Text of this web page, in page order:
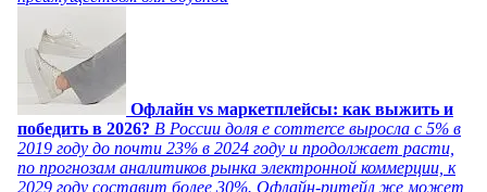
Офлайн vs маркетплейсы: как выжить и
победить в 2026? В России доля e commerce выросла с 5% в
2019 году до почти 23% в 2024 году и продолжает расти,
по прогнозам аналитиков рынка электронной коммерции, к
2029 году составит более 30%. Офлайн-ритейл же может